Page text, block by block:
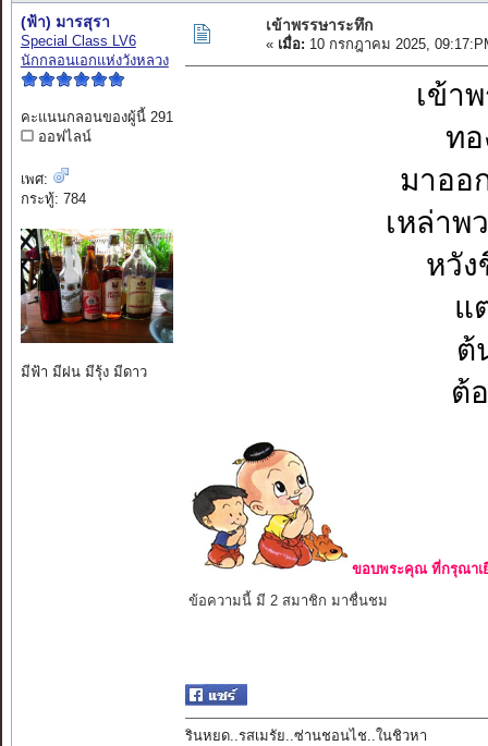
(ฟ้า) มารสุรา
Special Class LV6
นักกลอนเอกแห่งวังหลวง
คะแนนกลอนของผู้นี้ 291
ออฟไลน์
เพศ:
กระทู้: 784
มีฟ้า มีฝน มีรุ้ง มีดาว
เข้าพรรษาระทึก
« เมื่อ: 10 กรกฎาคม 2025,
เข้า
ท
มาออ
เหล่าพ
หวั
แ
ต้
ต้
ขอบพระคุณ ที่กรุณาเ
ข้อความนี้ มี 2 สมาชิก มาชื่นชม
รินหยด..รสเมรัย..ซ่านชอนไช..ในชิวหา